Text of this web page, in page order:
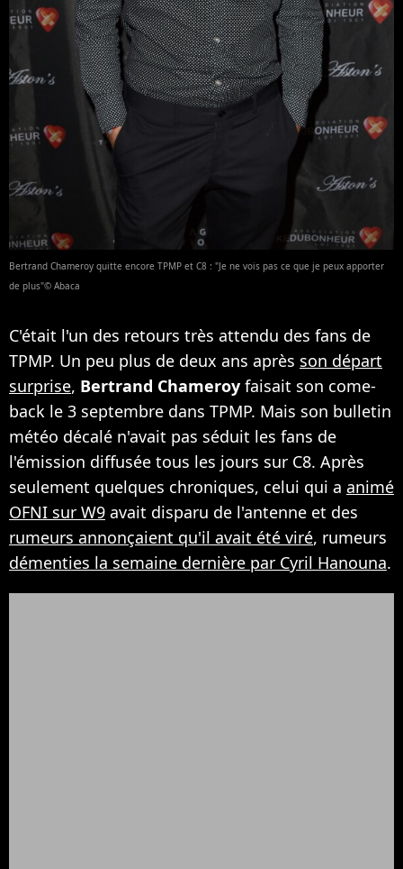
Bertrand Chameroy quitte encore TPMP et C8 : "Je ne vois pas ce que je peux apporter
de plus"© Abaca
C'était l'un des retours très attendu des fans de
TPMP. Un peu plus de deux ans après son départ
surprise, Bertrand Chameroy faisait son come-
back le 3 septembre dans TPMP. Mais son bulletin
météo décalé n'avait pas séduit les fans de
l'émission diffusée tous les jours sur C8. Après
seulement quelques chroniques, celui qui a animé
OFNI sur W9 avait disparu de l'antenne et des
rumeurs annonçaient qu'il avait été viré, rumeurs
démenties la semaine dernière par Cyril Hanouna.